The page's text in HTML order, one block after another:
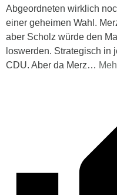
Abgeordneten wirklich
einer geheimen Wahl.
aber Scholz würde den
loswerden. Strategisch in
CDU. Aber da Merz…